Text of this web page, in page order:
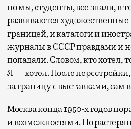
но мы, студенты, все знали, в
развиваются художественные
границей, и каталоги и
журналы в СССР правдами и
попадали. Словом, кто хотел,
Я — хотел. После перестройки,
за границу с выставками, сам
Москва конца 1950-х годов
и возможностями. Но